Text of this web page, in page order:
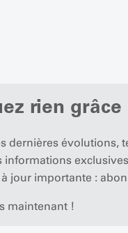
rien
dernières évolutions,
informations
jour importante :
maintenant !